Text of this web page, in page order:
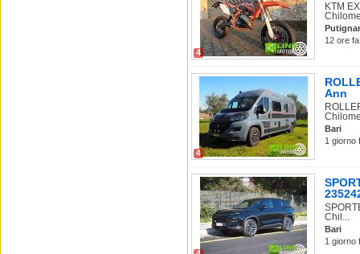
4
KTM
12 ore
4
Ann
Bari
1 giorno
Chil...
Bari
1 giorno